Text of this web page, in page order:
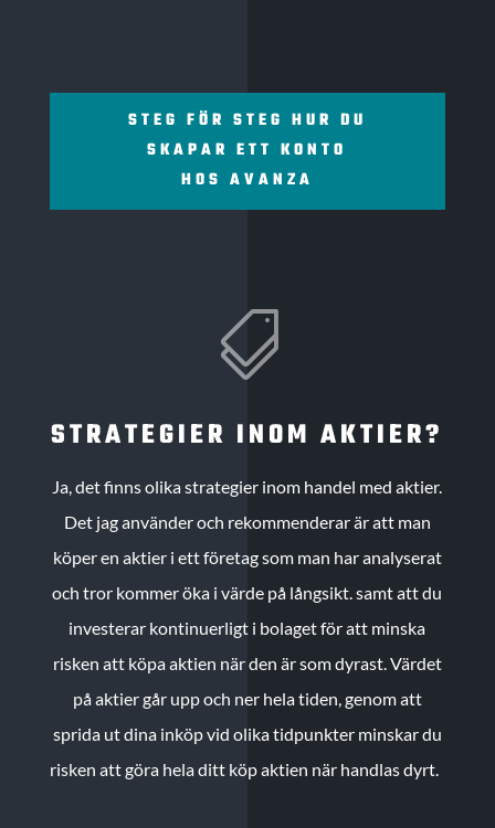
STEG FÖR STEG HUR DU
SKAPAR ETT KONTO
HOS AVANZA

STRATEGIER INOM AKTIER?
Ja, det finns olika strategier inom handel med aktier.
Det jag använder och rekommenderar är att man
köper en aktier i ett företag som man har analyserat
och tror kommer öka i värde på långsikt. samt att du
investerar kontinuerligt i bolaget för att minska
risken att köpa aktien när den är som dyrast. Värdet
på aktier går upp och ner hela tiden, genom att
sprida ut dina inköp vid olika tidpunkter minskar du
risken att göra hela ditt köp aktien när handlas dyrt.